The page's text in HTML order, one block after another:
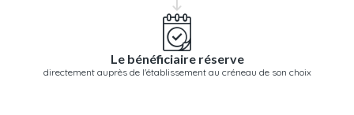
Le bénéficiaire réserve
directement auprès de l'établissement au créneau de son choix